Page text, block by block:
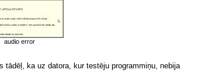
audio error
ka uz datora, kur testēju programmiņu, nebija